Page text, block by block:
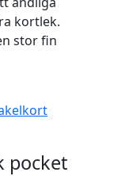
kortlek.
stor fin
pocket